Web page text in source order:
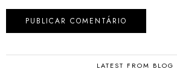
LATEST FROM BLOG